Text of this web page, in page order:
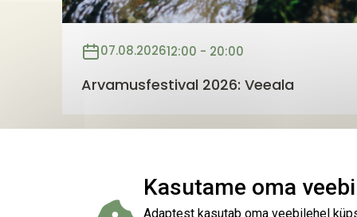
07.08.202612:00 - 20:00
Arvamusfestival 2026: Veeala
Kasutame oma
Adaptest kasutab oma veebilehel